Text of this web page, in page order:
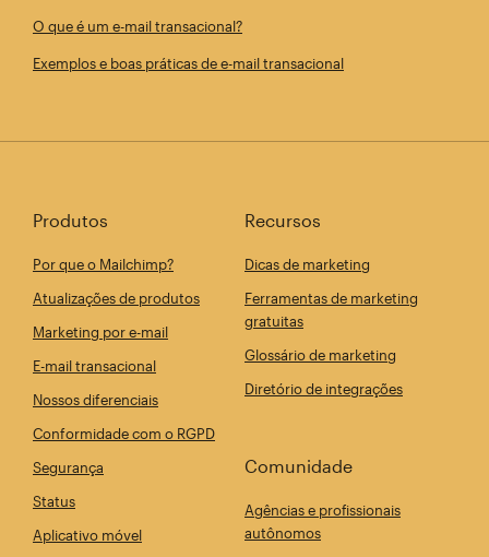
O que é um e-mail transacional?
Exemplos e boas práticas de e-mail transacional
Produtos
Por que o Mailchimp?
Atualizações de produtos
Marketing por e-mail
E-mail transacional
Nossos diferenciais
Conformidade com o RGPD
Segurança
Status
Aplicativo móvel
Recursos
Dicas de marketing
Ferramentas de marketing
gratuitas
Glossário de marketing
Diretório de integrações
Comunidade
Agências e profissionais
autônomos